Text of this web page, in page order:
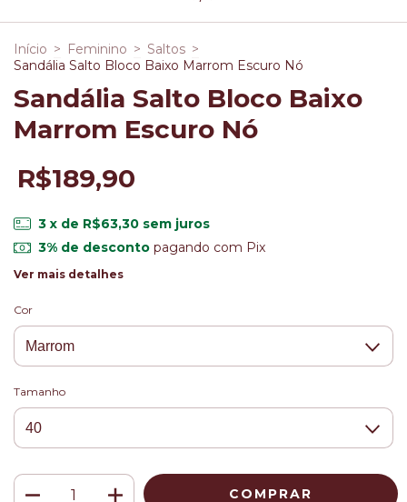
Início > Feminino > Saltos >
Sandália Salto Bloco Baixo Marrom Escuro Nó
Sandália Salto Bloco Baixo
Marrom Escuro Nó
R$189,90
3 x de R$63,30 sem juros
3% de descontopagando com Pix
Ver mais detalhes
Cor
Tamanho